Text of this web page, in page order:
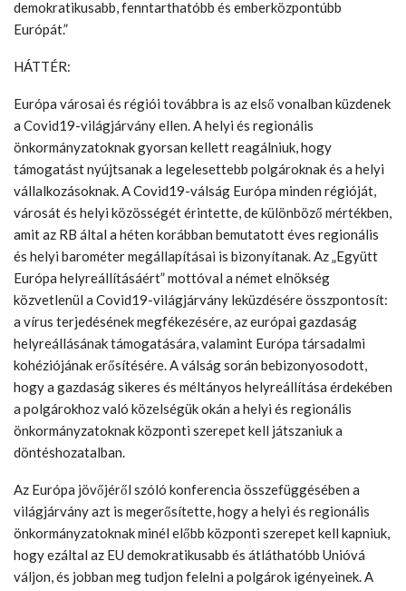
demokratikusabb, fenntarthatóbb és emberközpontúbb
Európát.”
HÁTTÉR:
Európa városai és régiói továbbra is az első vonalban küzdenek
a Covid19-világjárvány ellen. A helyi és regionális
önkormányzatoknak gyorsan kellett reagálniuk, hogy
támogatást nyújtsanak a legelesettebb polgároknak és a helyi
vállalkozásoknak. A Covid19-válság Európa minden régióját,
városát és helyi közösségét érintette, de különböző mértékben,
amit az RB által a héten korábban bemutatott éves regionális
és helyi barométer megállapításai is bizonyítanak. Az „Együtt
Európa helyreállításáért” mottóval a német elnökség
közvetlenül a Covid19-világjárvány leküzdésére összpontosít:
a vírus terjedésének megfékezésére, az európai gazdaság
helyreállásának támogatására, valamint Európa társadalmi
kohéziójának erősítésére. A válság során bebizonyosodott,
hogy a gazdaság sikeres és méltányos helyreállítása érdekében
a polgárokhoz való közelségük okán a helyi és regionális
önkormányzatoknak központi szerepet kell játszaniuk a
döntéshozatalban.
Az Európa jövőjéről szóló konferencia összefüggésében a
világjárvány azt is megerősítette, hogy a helyi és regionális
önkormányzatoknak minél előbb központi szerepet kell kapniuk,
hogy ezáltal az EU demokratikusabb és átláthatóbb Unióvá
váljon, és jobban meg tudjon felelni a polgárok igényeinek. A